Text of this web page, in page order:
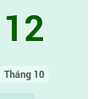
12
Tháng 10